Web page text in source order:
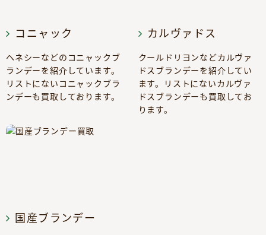
コニャック
ヘネシーなどのコニャックブ
ランデーを紹介しています。
リストにないコニャックブラ
ンデーも買取しております。
カルヴァドス
クールドリヨンなどカルヴァ
ドスブランデーを紹介してい
ます。リストにないカルヴァ
ドスブランデーも買取してお
ります。
国産ブランデー